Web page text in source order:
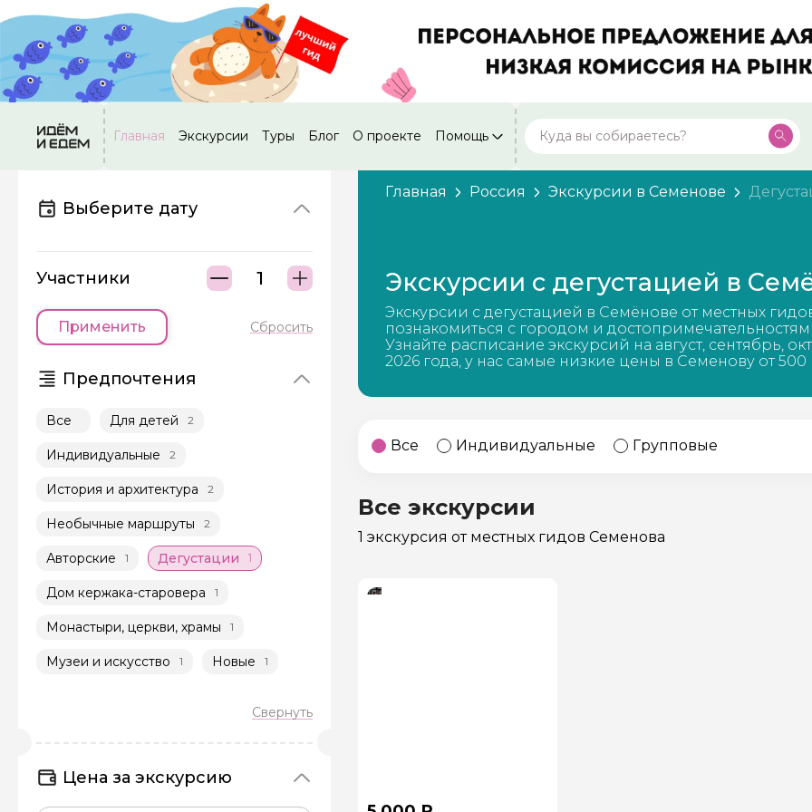
Главная Экскурсии Туры Блог О проекте Помощь
Москва
Россия
Россия
Калининград
Россия
28 экскурсий
Кисловодск
Россия
20 экскурсий
Дербент
Посмотреть все города
Выберите дату
Участники
Применить Сбросить
Предпочтения
Все Для детей 2
Индивидуальные 2
История и архитектура 2
Необычные маршруты 2
Авторские 1 Дегустации 1
Дом кержака-старовера 1
Монастыри, церкви, храмы 1
Музеи и искусство 1 Новые 1
Цена за экскурсию
Главная Россия Экскурсии в Семенове
Экскурсии с дегустацией в
Экскурсии с дегустацией в Семёнове от местных
познакомиться с городом и
Узнайте расписание экскурсий на август, сентябрь,
2026 года, у нас самые низкие цены в Семенову от 500
Все Индивидуальные Групповые
Все экскурсии
1 экскурсия от местных гидов Семенова